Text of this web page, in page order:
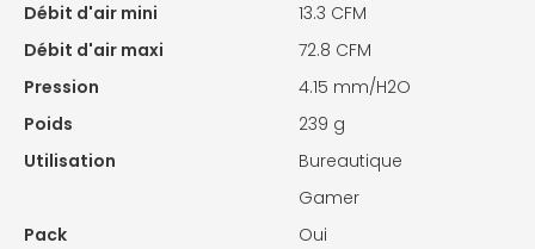
Débit d'air mini
13.3 CFM
Débit d'air maxi
72.8 CFM
Pression
4.15 mm/H2O
Poids
239 g
Utilisation
Bureautique
Gamer
Pack
Oui